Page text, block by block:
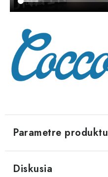
Parametre produktu
Diskusia